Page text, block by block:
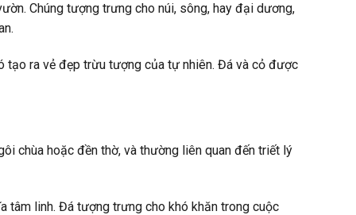
Chúng tượng trưng cho núi, sông, hay đại dương,
tạo ra vẻ đẹp trừu tượng của tự nhiên. Đá và cỏ được
chùa hoặc đền thờ, và thường liên quan đến triết lý
tâm linh. Đá tượng trưng cho khó khăn trong cuộc